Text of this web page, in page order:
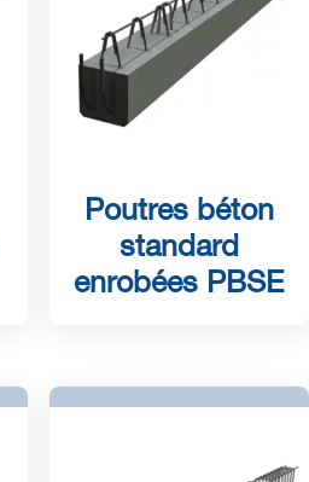
Poutres béton
standard
enrobées PBSE